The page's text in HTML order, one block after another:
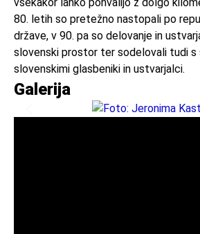
80. letih so pretežno nastopali po
države, v 90. pa so delovanje in
slovenski prostor ter sodelovali tudi s
slovenskimi glasbeniki in ustvarjalci.
Galerija